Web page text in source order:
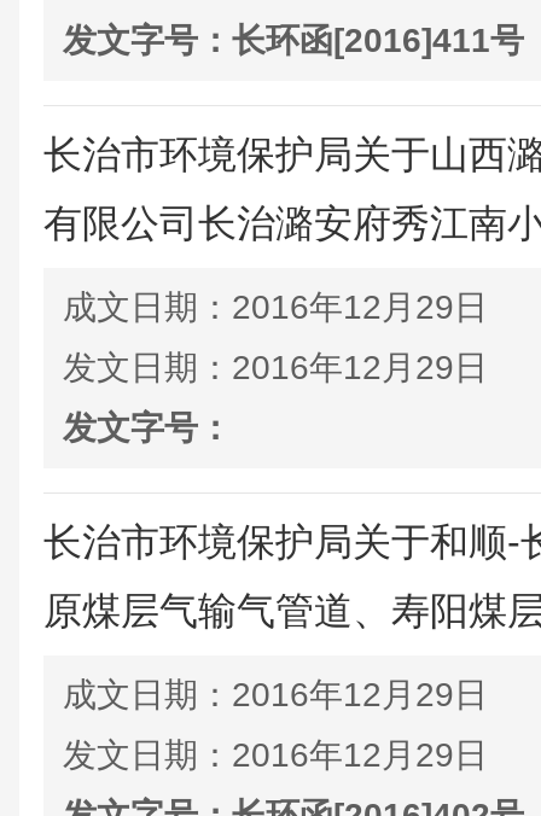
发文字号： 长环函[2016]411号
长治市环境保护局关于山西
有限公司长治潞安府秀江南
成文日期： 2016年12月29日
发文日期： 2016年12月29日
发文字号：
长治市环境保护局关于和顺-
原煤层气输气管道、寿阳煤
成文日期： 2016年12月29日
发文日期： 2016年12月29日